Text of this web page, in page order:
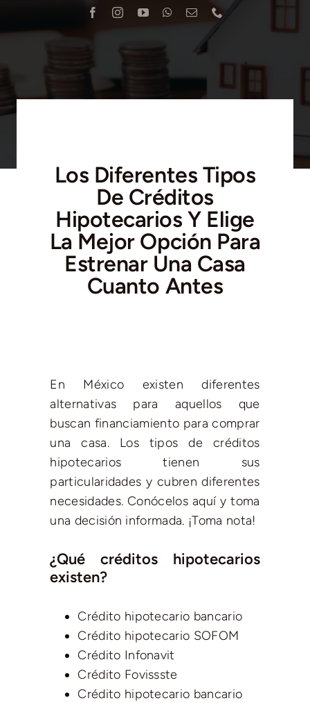
Blog
Los Diferentes Tipos
De Créditos
Hipotecarios Y Elige
La Mejor Opción Para
Estrenar Una Casa
Cuanto Antes
En México existen diferentes
alternativas para aquellos que
buscan financiamiento para comprar
una casa. Los tipos de créditos
hipotecarios tienen sus
particularidades y cubren diferentes
necesidades. Conócelos aquí y toma
una decisión informada. ¡Toma nota!
¿Qué créditos hipotecarios
existen?
Crédito hipotecario bancario
Crédito hipotecario SOFOM
Crédito Infonavit
Crédito Fovissste
Crédito hipotecario bancario